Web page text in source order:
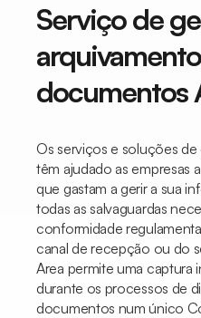
Serviço de
documentos
Os serviços e soluções
têm ajudado as empresas
que gastam a gerir a sua
todas as salvaguardas
conformidade
canal de recepção ou do
Area permite uma captura
durante os processos de
documentos num único